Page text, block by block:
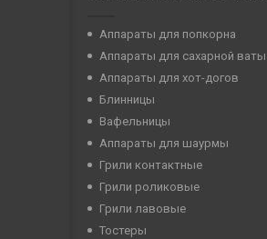
Аппараты для попкорна
Аппараты для сахарной ваты
Аппараты для хот-догов
Блинницы
Вафельницы
Аппараты для шаурмы
Грили контактные
Грили роликовые
Грили лавовые
Тостеры